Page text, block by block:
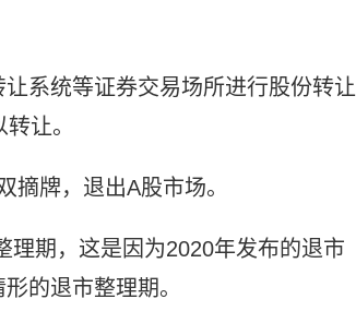
系统等证券交易场所进行股份转让
让。
摘牌，退出A股市场。
理期，这是因为2020年发布的退市
的退市整理期。